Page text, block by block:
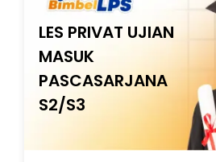
LES PRIVAT UJIAN
MASUK
PASCASARJANA
S2/S3